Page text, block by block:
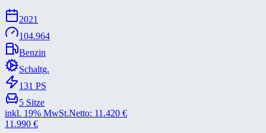
2021
104.964
Benzin
Schaltg.
131 PS
5 Sitze
inkl. 19% MwSt.Netto: 11.420 €
11.990 €